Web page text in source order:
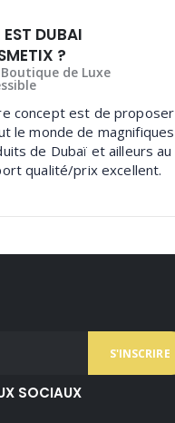
DUBAI
?
de Luxe
concept est de proposer
le monde de magnifiques
de Dubaï et ailleurs au
qualité/prix excellent.
SOCIAUX